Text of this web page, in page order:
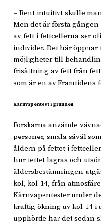
– Rent intuitivt skulle
Men det är första
av fett i fettcellerna ser
individer. Det här
möjligheter till
frisättning av fett från
som är en av Framtidens
Kärnvapentest i grunden
Forskarna använde
personer, smala såväl
åldern på fettet i
hur fettet lagras och
åldersbestämningen
kol, kol-14, från
Kärnvapentester under
kraftig ökning av kol-14 i
upphörde har det sedan